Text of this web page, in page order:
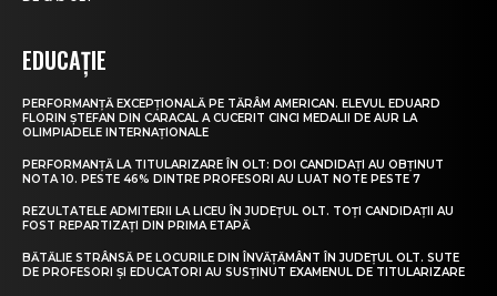
EDUCAȚIE
PERFORMANȚĂ EXCEPȚIONALĂ PE TĂRÂM AMERICAN. ELEVUL EDUARD
FLORIN ȘTEFAN DIN CARACAL A CUCERIT CINCI MEDALII DE AUR LA
OLIMPIADELE INTERNAȚIONALE
PERFORMANȚĂ LA TITULARIZARE ÎN OLT: DOI CANDIDAȚI AU OBȚINUT
NOTA 10. PESTE 46% DINTRE PROFESORI AU LUAT NOTE PESTE 7
REZULTATELE ADMITERII LA LICEU ÎN JUDEȚUL OLT. TOȚI CANDIDAȚII AU
FOST REPARTIZAȚI DIN PRIMA ETAPĂ
BĂTĂLIE STRÂNSĂ PE LOCURILE DIN ÎNVĂȚĂMÂNT ÎN JUDEȚUL OLT. SUTE
DE PROFESORI ȘI EDUCATORI AU SUSȚINUT EXAMENUL DE TITULARIZARE